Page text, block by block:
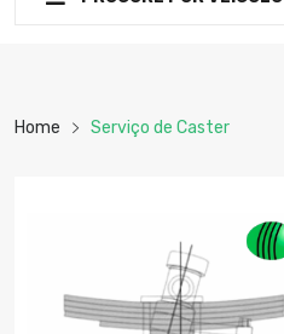
Home Serviço de Caster